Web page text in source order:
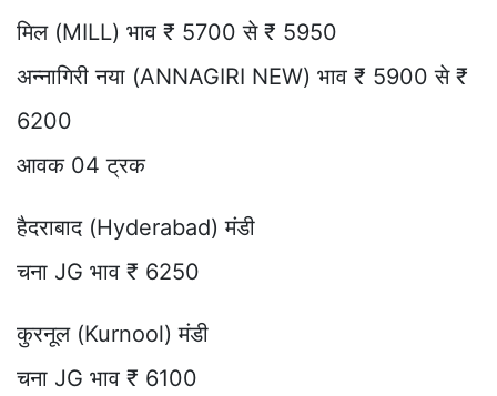
मिल (MILL) भाव ₹ 5700 से ₹ 5950
अन्नागिरी नया (ANNAGIRI NEW) भाव ₹ 5900 से ₹
6200
आवक 04 ट्रक
हैदराबाद (Hyderabad) मंडी
चना JG भाव ₹ 6250
कुरनूल (Kurnool) मंडी
चना JG भाव ₹ 6100